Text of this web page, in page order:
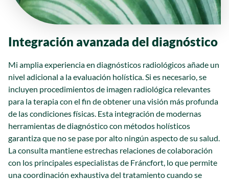
Integración avanzada del diagnóstico
Mi amplia experiencia en diagnósticos radiológicos añade un
nivel adicional a la evaluación holística. Si es necesario, se
incluyen procedimientos de imagen radiológica relevantes
para la terapia con el fin de obtener una visión más profunda
de las condiciones físicas. Esta integración de modernas
herramientas de diagnóstico con métodos holísticos
garantiza que no se pase por alto ningún aspecto de su salud.
La consulta mantiene estrechas relaciones de colaboración
con los principales especialistas de Fráncfort, lo que permite
una coordinación exhaustiva del tratamiento cuando se